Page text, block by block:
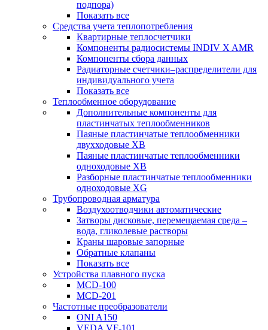
подпора)
Показать все
Средства учета теплопотребления
Квартирные теплосчетчики
Компоненты радиосистемы INDIV X AMR
Компоненты сбора данных
Радиаторные счетчики–распределители для
индивидуального учета
Показать все
Теплообменное оборудование
Дополнительные компоненты для
пластинчатых теплообменников
Паяные пластинчатые теплообменники
двухходовые XB
Паяные пластинчатые теплообменники
одноходовые ХВ
Разборные пластинчатые теплообменники
одноходовые ХG
Трубопроводная арматура
Воздухоотводчики автоматические
Затворы дисковые, перемещаемая среда –
вода, гликолевые растворы
Краны шаровые запорные
Обратные клапаны
Показать все
Устройства плавного пуска
MCD-100
MCD-201
Частотные преобразователи
ONI A150
VEDA VF-101